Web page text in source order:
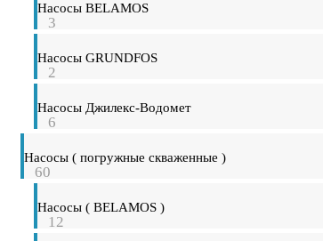
Насосы BELAMOS
3
Насосы GRUNDFOS
2
Насосы Джилекс-Водомет
6
Насосы ( погружные скваженные )
60
Насосы ( BELAMOS )
12